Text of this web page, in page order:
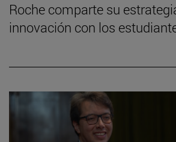
Roche comparte su
innovación con los